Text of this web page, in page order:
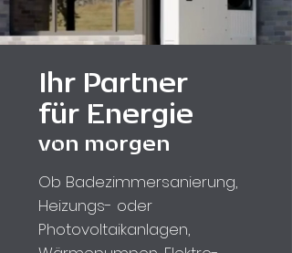
Ihr Partner
für Energie
von morgen
Ob Bade­zimmer­sanierung,
Heizungs­- oder
Photovoltaikanlagen,